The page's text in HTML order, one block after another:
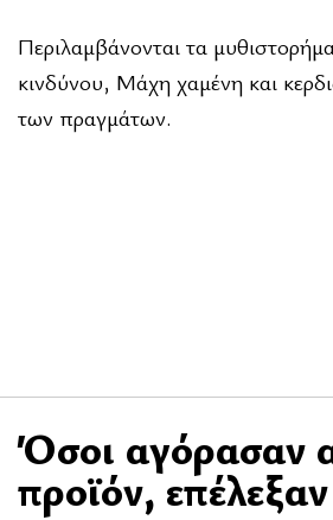
Περιλαμβάνονται τα
κινδύνου, Μάχη χαμένη και
των πραγμάτων.
Όσοι αγόρασαν
προϊόν,